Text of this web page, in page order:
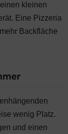
kleinen
Eine Pizzeria
Backfläche
wenig Platz.
und einen